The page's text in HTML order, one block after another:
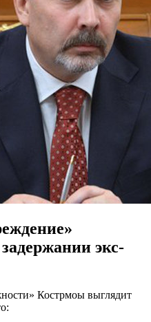
экс-
Кострмоы выглядит